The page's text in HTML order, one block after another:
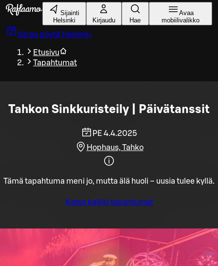
Siirry pääsisältöön
Sijainti
Helsinki
Kirjaudu Hae
Avaa
mobiilivalikko
Varaa pöytä Helsinki
Etusivu
Tapahtumat
Tahkon Sinkkuristeily | Päivätanssit
PE 4.4.2025
Hophaus, Tahko
Tämä tapahtuma meni jo, mutta älä huoli – uusia tulee kyllä.
Katso kaikki tapahtumat